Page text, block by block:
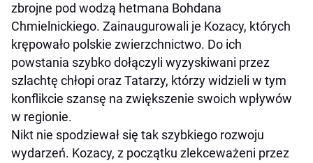
zbrojne pod wodzą hetmana Bohdana
Chmielnickiego. Zainaugurowali je Kozacy, których
krępowało polskie zwierzchnictwo. Do ich
powstania szybko dołączyli wyzyskiwani przez
szlachtę chłopi oraz Tatarzy, którzy widzieli w tym
konflikcie szansę na zwiększenie swoich wpływów
w regionie.
Nikt nie spodziewał się tak szybkiego rozwoju
wydarzeń. Kozacy, z początku zlekceważeni przez